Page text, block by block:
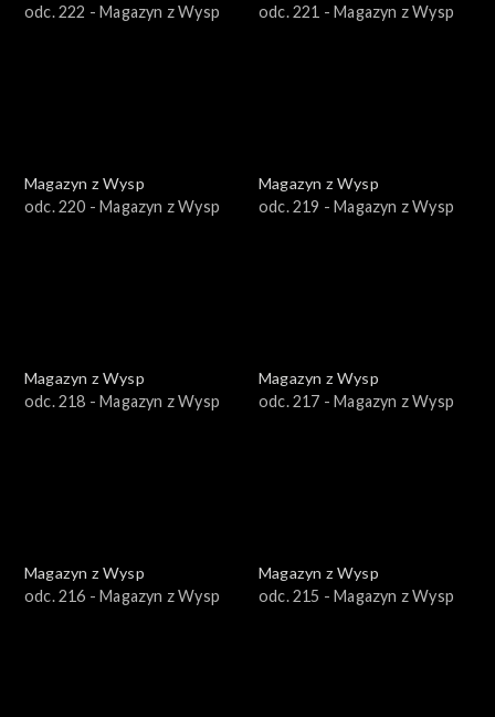
odc. 222 - Magazyn z Wysp
odc. 221 - Magazyn z Wysp
Magazyn z Wysp
odc. 220 - Magazyn z Wysp
Magazyn z Wysp
odc. 219 - Magazyn z Wysp
Magazyn z Wysp
odc. 218 - Magazyn z Wysp
Magazyn z Wysp
odc. 217 - Magazyn z Wysp
Magazyn z Wysp
odc. 216 - Magazyn z Wysp
Magazyn z Wysp
odc. 215 - Magazyn z Wysp